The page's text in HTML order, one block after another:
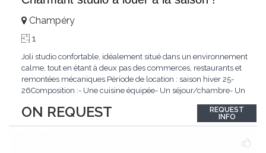
ON REQUEST
Champéry
1
Joli studio confortable, idéalement situé dans un environnement
calme, tout en étant à deux pas des commerces, restaurants et
remontées mécaniques.Période de location : saison hiver 25-
26Composition :- Une cuisine équipée- Un séjour/chambre- Un
fumeurAnimaux non admisLoyer mensuel : CHF
1'000.00N'hésitez pas à nous contacter !
REQUEST
INFO